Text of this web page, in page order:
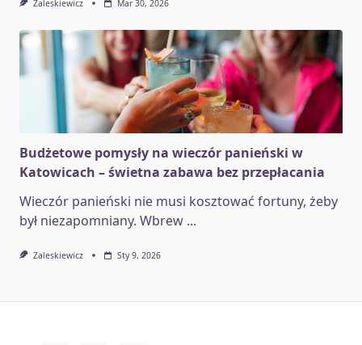
Zaleskiewicz Mar 30, 2026
Budżetowe pomysły na wieczór panieński w
Katowicach – świetna zabawa bez przepłacania
Wieczór panieński nie musi kosztować fortuny, żeby
był niezapomniany. Wbrew ...
Zaleskiewicz Sty 9, 2026